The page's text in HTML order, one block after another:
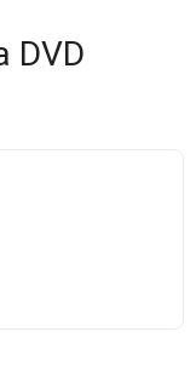
DVD